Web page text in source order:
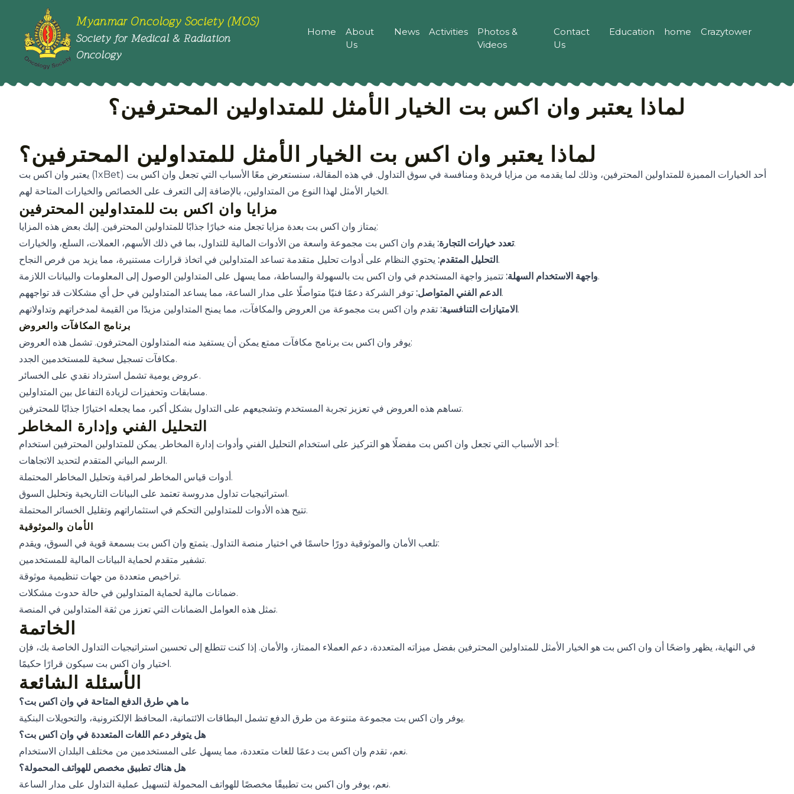
Myanmar Oncology Society (MOS)
Society for Medical & Radiation
Oncology
Home
About
Us
News Activities
Photos &
Videos
Contact
Us
Education home Crazytower
لماذا يعتبر وان اكس بت الخيار الأمثل للمتداولين المحترفين؟
لماذا يعتبر وان اكس بت الخيار الأمثل للمتداولين المحترفين؟
يعتبر وان اكس بت (1xBet) أحد الخيارات المميزة للمتداولين المحترفين، وذلك لما يقدمه من مزايا فريدة ومنافسة في سوق التداول. في هذه المقالة، سنستعرض معًا الأسباب التي تجعل وان اكس بت
الخيار الأمثل لهذا النوع من المتداولين، بالإضافة إلى التعرف على الخصائص والخيارات المتاحة لهم.
مزايا وان اكس بت للمتداولين المحترفين
يمتاز وان اكس بت بعدة مزايا تجعل منه خيارًا جذابًا للمتداولين المحترفين. إليك بعض هذه المزايا:
تعدد خيارات التجارة:يقدم وان اكس بت مجموعة واسعة من الأدوات المالية للتداول، بما في ذلك الأسهم، العملات، السلع، والخيارات.
التحليل المتقدم:يحتوي النظام على أدوات تحليل متقدمة تساعد المتداولين في اتخاذ قرارات مستنيرة، مما يزيد من فرص النجاح.
واجهة الاستخدام السهلة:تتميز واجهة المستخدم في وان اكس بت بالسهولة والبساطة، مما يسهل على المتداولين الوصول إلى المعلومات والبيانات اللازمة.
الدعم الفني المتواصل:توفر الشركة دعمًا فنيًا متواصلًا على مدار الساعة، مما يساعد المتداولين في حل أي مشكلات قد تواجههم.
الامتيازات التنافسية:تقدم وان اكس بت مجموعة من العروض والمكافآت، مما يمنح المتداولين مزيدًا من القيمة لمدخراتهم وتداولاتهم.
برنامج المكافآت والعروض
يوفر وان اكس بت برنامج مكافآت ممتع يمكن أن يستفيد منه المتداولون المحترفون. تشمل هذه العروض:
مكافآت تسجيل سخية للمستخدمين الجدد.
عروض يومية تشمل استرداد نقدي على الخسائر.
مسابقات وتحفيزات لزيادة التفاعل بين المتداولين.
تساهم هذه العروض في تعزيز تجربة المستخدم وتشجيعهم على التداول بشكل أكبر، مما يجعله اختيارًا جذابًا للمحترفين.
التحليل الفني وإدارة المخاطر
أحد الأسباب التي تجعل وان اكس بت مفضلًا هو التركيز على استخدام التحليل الفني وأدوات إدارة المخاطر. يمكن للمتداولين المحترفين استخدام:
الرسم البياني المتقدم لتحديد الاتجاهات.
أدوات قياس المخاطر لمراقبة وتحليل المخاطر المحتملة.
استراتيجيات تداول مدروسة تعتمد على البيانات التاريخية وتحليل السوق.
تتيح هذه الأدوات للمتداولين التحكم في استثماراتهم وتقليل الخسائر المحتملة.
الأمان والموثوقية
تلعب الأمان والموثوقية دورًا حاسمًا في اختيار منصة التداول. يتمتع وان اكس بت بسمعة قوية في السوق، ويقدم:
تشفير متقدم لحماية البيانات المالية للمستخدمين.
تراخيص متعددة من جهات تنظيمية موثوقة.
ضمانات مالية لحماية المتداولين في حالة حدوث مشكلات.
تمثل هذه العوامل الضمانات التي تعزز من ثقة المتداولين في المنصة.
الخاتمة
في النهاية، يظهر واضحًا أن وان اكس بت هو الخيار الأمثل للمتداولين المحترفين بفضل ميزاته المتعددة، دعم العملاء الممتاز، والأمان. إذا كنت تتطلع إلى تحسين استراتيجيات التداول الخاصة بك، فإن
اختيار وان اكس بت سيكون قرارًا حكيمًا.
الأسئلة الشائعة
ما هي طرق الدفع المتاحة في وان اكس بت؟
يوفر وان اكس بت مجموعة متنوعة من طرق الدفع تشمل البطاقات الائتمانية، المحافظ الإلكترونية، والتحويلات البنكية.
هل يتوفر دعم اللغات المتعددة في وان اكس بت؟
نعم، تقدم وان اكس بت دعمًا للغات متعددة، مما يسهل على المستخدمين من مختلف البلدان الاستخدام.
هل هناك تطبيق مخصص للهواتف المحمولة؟
نعم، يوفر وان اكس بت تطبيقًا مخصصًا للهواتف المحمولة لتسهيل عملية التداول على مدار الساعة.